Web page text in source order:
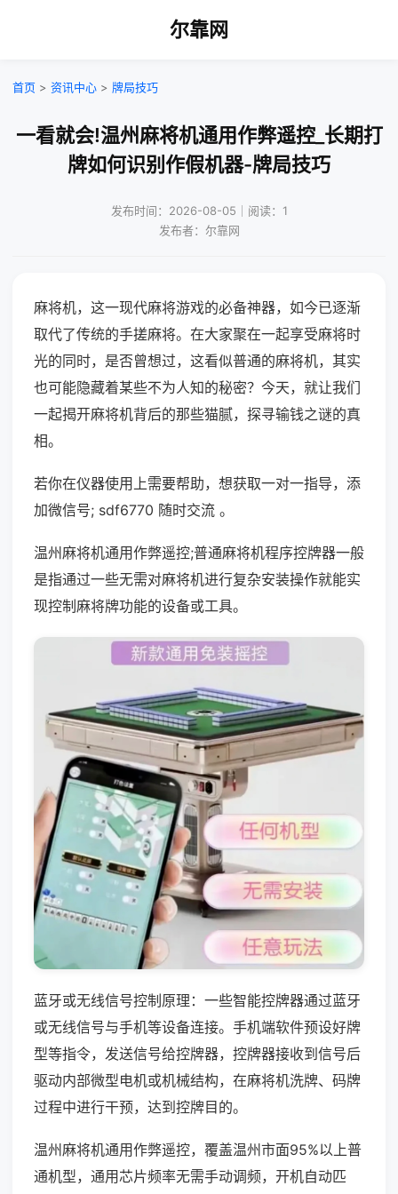
尔靠网
首页 > 资讯中心 > 牌局技巧
一看就会!温州麻将机通用作弊遥控_长期打
牌如何识别作假机器-牌局技巧
发布时间：2026-08-05｜阅读：1
发布者：尔靠网
麻将机，这一现代麻将游戏的必备神器，如今已逐渐
取代了传统的手搓麻将。在大家聚在一起享受麻将时
光的同时，是否曾想过，这看似普通的麻将机，其实
也可能隐藏着某些不为人知的秘密？今天，就让我们
一起揭开麻将机背后的那些猫腻，探寻输钱之谜的真
相。
若你在仪器使用上需要帮助，想获取一对一指导，添
加微信号; sdf6770 随时交流 。
温州麻将机通用作弊遥控;普通麻将机程序控牌器一般
是指通过一些无需对麻将机进行复杂安装操作就能实
现控制麻将牌功能的设备或工具。
蓝牙或无线信号控制原理：一些智能控牌器通过蓝牙
或无线信号与手机等设备连接。手机端软件预设好牌
型等指令，发送信号给控牌器，控牌器接收到信号后
驱动内部微型电机或机械结构，在麻将机洗牌、码牌
过程中进行干预，达到控牌目的。
温州麻将机通用作弊遥控，覆盖温州市面95%以上普
通机型，通用芯片频率无需手动调频，开机自动匹